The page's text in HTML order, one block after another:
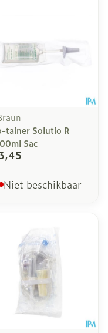
tainer Solutio R
Sac
Niet beschikbaar